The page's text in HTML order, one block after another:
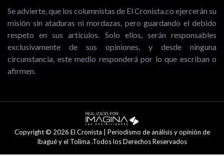
Se advierte, que los columnistas de El Cronista.co ejercerán su
misión sin ataduras ni mordazas, pero guardando el debido
respeto en sus artículos. Solo ellos, serán responsables
exclusivamente de sus opiniones, y desde ninguna
circunstancia, este medio responderá por lo que escriban o
afirmen.
Copyright © 2026 El Cronista | Periodismo de análisis y opinión de
Ibagué y el Tolima .Todos los Derechos Reservados